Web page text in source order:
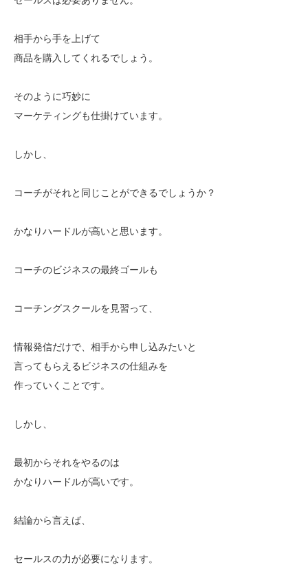
相手から手を上げて
商品を購入してくれるでしょう。
そのように巧妙に
マーケティングも仕掛けています。
しかし、
コーチがそれと同じことができるでしょうか？
かなりハードルが高いと思います。
コーチのビジネスの最終ゴールも
コーチングスクールを見習って、
情報発信だけで、相手から申し込みたいと
言ってもらえるビジネスの仕組みを
作っていくことです。
しかし、
最初からそれをやるのは
かなりハードルが高いです。
結論から言えば、
セールスの力が必要になります。